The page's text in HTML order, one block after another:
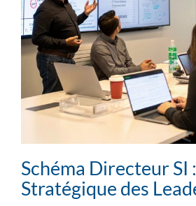
Schéma Directeur SI
Stratégique des